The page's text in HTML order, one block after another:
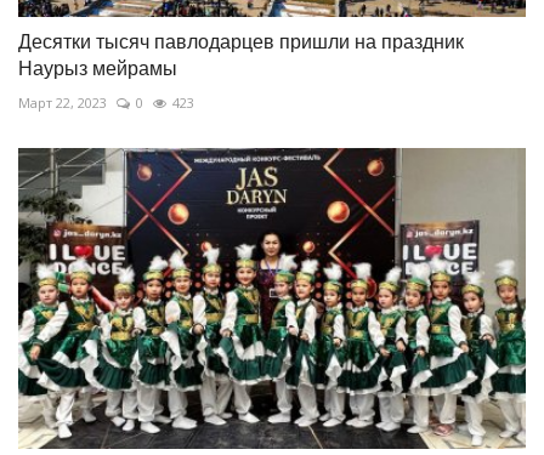
Десятки тысяч павлодарцев пришли на праздник
Наурыз мейрамы
Март 22, 2023 0 423